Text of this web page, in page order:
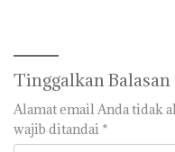
Tinggalkan Balasan
Alamat email Anda tidak
wajib ditandai *